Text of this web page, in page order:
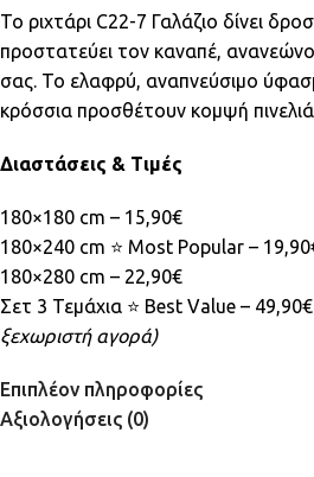
Το ριχτάρι C22-7 Γαλάζιο δίνει
προστατεύει τον καναπέ,
σας. Το ελαφρύ, αναπνεύσιμο
κρόσσια προσθέτουν κομψή
Διαστάσεις & Τιμές
180×180 cm – 15,90€
180×240 cm ⭐ Most Popular –
180×280 cm – 22,90€
Σετ 3 Τεμάχια ⭐ Best Value – 49,90€
ξεχωριστή αγορά)
Επιπλέον πληροφορίες
Αξιολογήσεις (0)